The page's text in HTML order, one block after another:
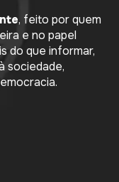
, feito por quem
e no papel
do que informar,
sociedade,